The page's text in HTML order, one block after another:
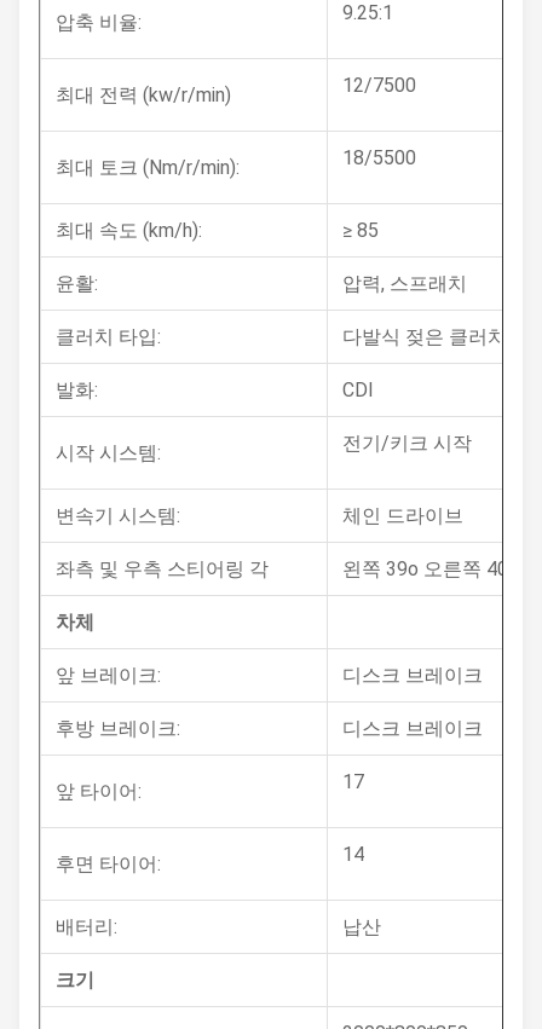
압축 비율: 9.25:1
최대 전력 (kw/r/min) 12/7500
최대 토크 (Nm/r/min): 18/5500
최대 속도 (km/h): ≥ 85
윤활: 압력, 스프래치
클러치 타입: 다발식 젖은 클러치, 수
발화: CDI
시작 시스템: 전기/키크 시작
변속기 시스템: 체인 드라이브
좌측 및 우측 스티어링 각 왼쪽 39o 오른쪽 40o
차체
앞 브레이크: 디스크 브레이크
후방 브레이크: 디스크 브레이크
앞 타이어: 17
후면 타이어: 14
배터리: 납산
크기